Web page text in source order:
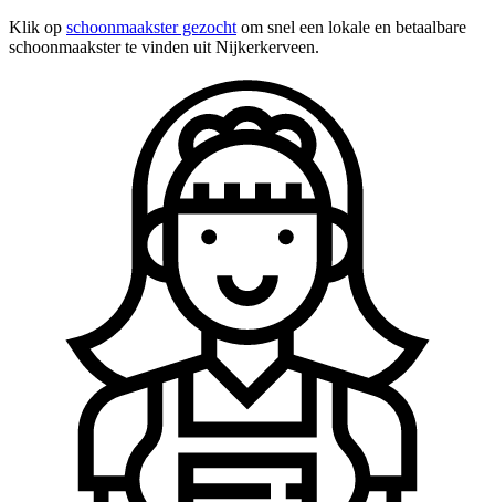
Klik op schoonmaakster gezocht om snel een lokale en betaalbare
schoonmaakster te vinden uit Nijkerkerveen.